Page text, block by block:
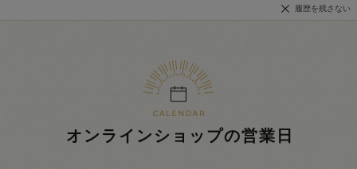
履歴を残さない
オンラインショップの営業日